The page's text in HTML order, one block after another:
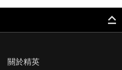
keyboard_capslock
關於精英